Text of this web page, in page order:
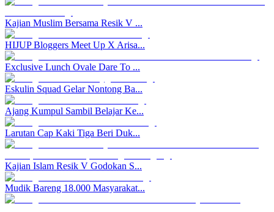
Kajian Muslim Bersama Resik V ...
HIJUP Bloggers Meet Up X Arisa...
Exclusive Lunch Ovale Dare To ...
Eskulin Squad Gelar Nontong Ba...
Ajang Kumpul Sambil Belajar Ke...
Larutan Cap Kaki Tiga Beri Duk...
Kajian Islam Resik V Godokan S...
Mudik Bareng 18.000 Masyarakat...